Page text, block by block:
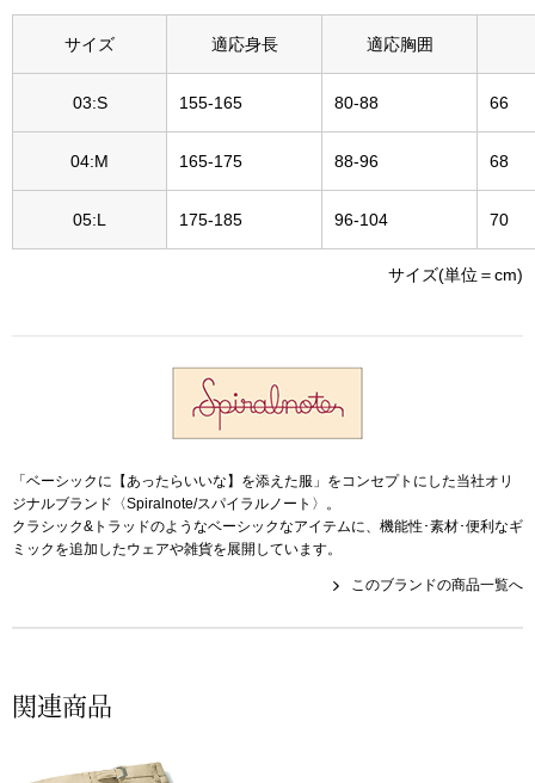
ーブルウェア
その他
ファッション
手袋
靴下
サイズ 適応身長 適応胸囲
03:S 155-165 80-88 66
04:M 165-175 88-96 68
05:L 175-185 96-104 70
サイズ(単位＝cm)
「ベーシックに【あったらいいな】を添えた服」をコンセプトにした当社オリ
ジナルブランド〈Spiralnote/スパイラルノート〉。
クラシック&トラッドのようなベーシックなアイテムに、機能性･素材･便利なギ
ミックを追加したウェアや雑貨を展開しています。
このブランドの商品一覧へ
関連商品